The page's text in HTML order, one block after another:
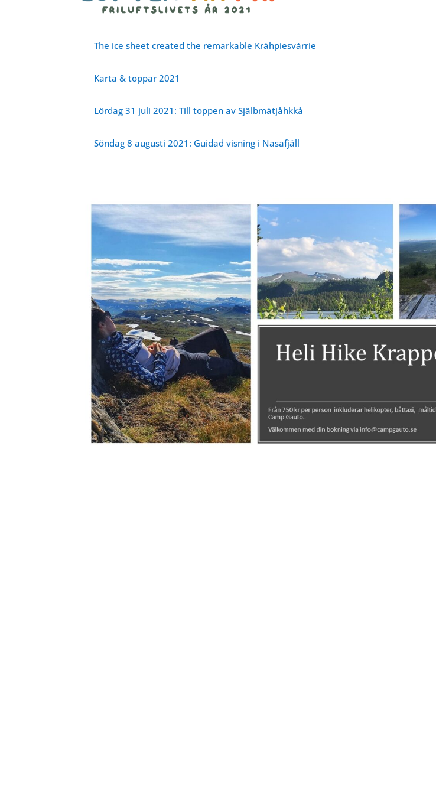
The ice sheet created the remarkable Kráhpiesvárrie
Karta & toppar 2021
Lördag 31 juli 2021: Till toppen av Själbmátjåhkkå
Söndag 8 augusti 2021: Guidad visning i Nasafjäll